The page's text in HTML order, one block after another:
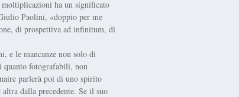
ha un significato
Paolini, «doppio per me
di prospettiva ad infinitum, di
e le mancanze non solo di
quanto fotografabili, non
parlerà poi di uno spirito
dalla precedente. Se il suo